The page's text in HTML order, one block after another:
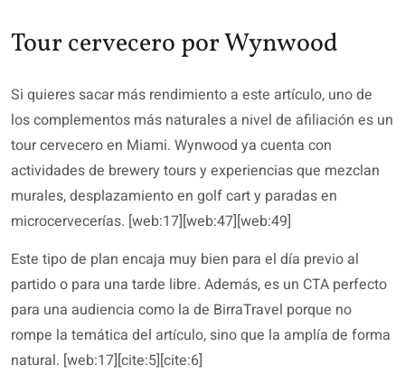
Tour cervecero por Wynwood
Si quieres sacar más rendimiento a este artículo, uno de
los complementos más naturales a nivel de afiliación es un
tour cervecero en Miami. Wynwood ya cuenta con
actividades de brewery tours y experiencias que mezclan
murales, desplazamiento en golf cart y paradas en
microcervecerías. [web:17][web:47][web:49]
Este tipo de plan encaja muy bien para el día previo al
partido o para una tarde libre. Además, es un CTA perfecto
para una audiencia como la de BirraTravel porque no
rompe la temática del artículo, sino que la amplía de forma
natural. [web:17][cite:5][cite:6]